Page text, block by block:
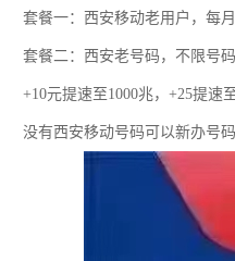
套餐一：西安移动老用户，每
套餐二：西安老号码，不限号
+10元提速至1000兆，+25提速
没有西安移动号码可以新办号